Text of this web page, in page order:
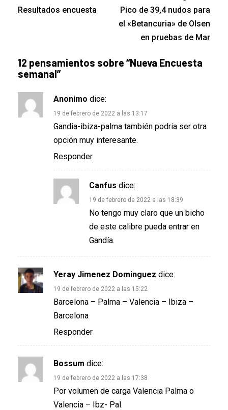
Resultados encuesta
Pico de 39,4 nudos para
el «Betancuria» de Olsen
en pruebas de Mar
12 pensamientos sobre “Nueva Encuesta
semanal”
Anonimo dice:
19 de febrero de 2022 a las 13:17
Gandia-ibiza-palma también podria ser otra
opción muy interesante.
Responder
Canfus dice:
19 de febrero de 2022 a las 18:39
No tengo muy claro que un bicho
de este calibre pueda entrar en
Gandía.
Yeray Jimenez Dominguez dice:
19 de febrero de 2022 a las 15:22
Barcelona – Palma – Valencia – Ibiza –
Barcelona
Responder
Bossum dice:
19 de febrero de 2022 a las 17:38
Por volumen de carga Valencia Palma o
Valencia – Ibz- Pal.